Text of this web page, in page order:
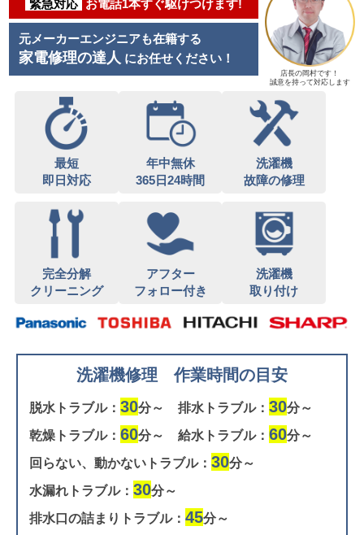
緊急対応 お電話1本すぐ駆けつけます!
元メーカーエンジニアも在籍する
家電修理の達人 にお任せください！
店長の岡村です！
誠意を持って対応します
最短
即日対応
年中無休
365日24時間
洗濯機
故障の修理
完全分解
クリーニング
アフター
フォロー付き
洗濯機
取り付け
洗濯機修理 作業時間の目安
脱水トラブル： 30分～ 排水トラブル： 30分～
乾燥トラブル： 60分～ 給水トラブル： 60分～
回らない、動かないトラブル： 30分～
水漏れトラブル： 30分～
排水口の詰まりトラブル： 45分～